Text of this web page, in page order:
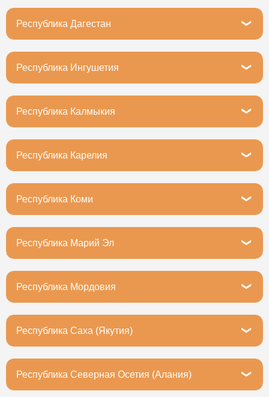
Улан-Удэ, улица Мокрова, 28А
Республика Дагестан
Махачкала, улица Ирчи Казака, 31
Республика Ингушетия
Назрань, улица Картоева, 148А
Республика Калмыкия
Элиста, бульвар имени Т. Бембеева, 2
Республика Карелия
Петрозаводск, Первомайский проспект, 9
Республика Коми
Сыктывкар, улица Морозова, 51
Республика Марий Эл
Йошкар-Ола, улица Якова Эшпая, 137
Республика Мордовия
Саранск, улица Титова, 2/8
Республика Саха (Якутия)
Якутск, улица Дзержинского, 41/2
Республика Северная Осетия (Алания)